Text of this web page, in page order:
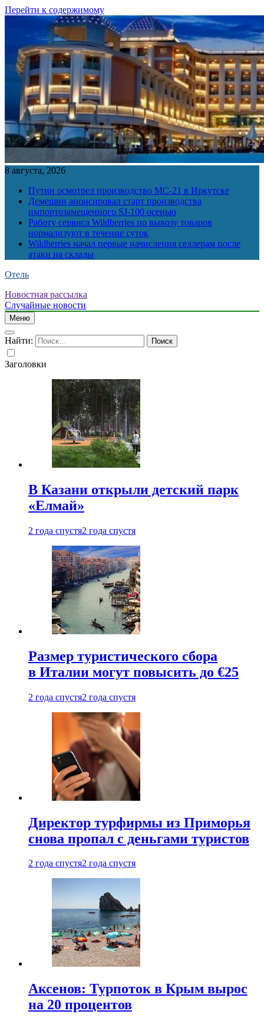
Перейти к содержимому
8 августа, 2026
Путин осмотрел производство МС-21 в Иркутске
Демешин анонсировал старт производства
импортозамещенного SJ-100 осенью
Работу сервиса Wildberries по вывозу товаров
нормализуют в течение суток
Wildberries начал первые начисления селлерам после
атаки на склады
Отель
Новостная рассылка
Случайные новости
Меню
Найти:
Заголовки
В Казани открыли детский парк
«Елмай»
2 года спустя2 года спустя
Размер туристического сбора
в Италии могут повысить до €25
2 года спустя2 года спустя
Директор турфирмы из Приморья
снова пропал с деньгами туристов
2 года спустя2 года спустя
Аксенов: Турпоток в Крым вырос
на 20 процентов